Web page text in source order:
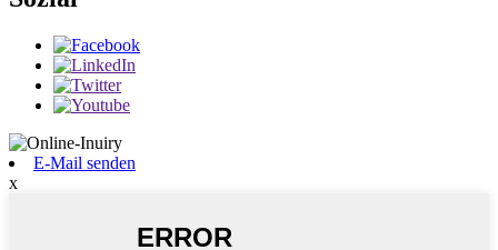
E-Mail senden
x